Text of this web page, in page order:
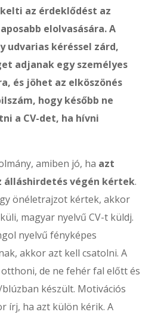
az érdeklődést az
elolvasására.A
udvarias kéréssel zárd,
adjanak egy személyes
és jöhet az elköszönés
hogy később ne
a CV-det, ha hívni
amiben jó, ha azt
álláshirdetés végén kértek.
önéletrajzot kértek, akkor
magyar nyelvű CV-t küldj.
nyelvű fényképes
akkor azt kell csatolni. A
de ne fehér fal előtt és
készült. Motivációs
írj, ha azt külön kérik. A